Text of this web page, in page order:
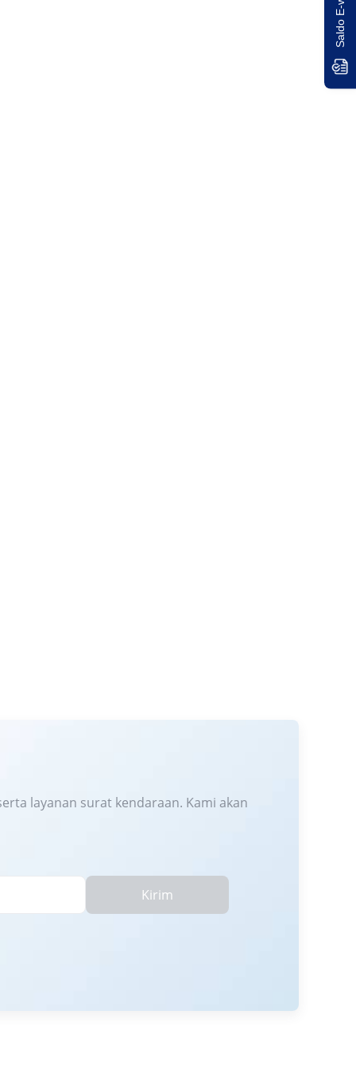
layanan surat kendaraan. Kami akan
Kirim